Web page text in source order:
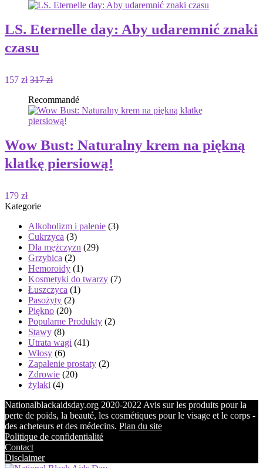
LS. Eternelle day: Aby udaremnić znaki
czasu
157 zł 317 zł
Recommandé
Wow Bust: Naturalny krem ​​na piękną
klatkę piersiową!
179 zł
Kategorie
Alkoholizm i palenie (3)
Cukrzyca (3)
Dla mężczyzn (29)
Grzybica (2)
Hemoroidy (1)
Kosmetyki do twarzy (7)
Łuszczyca (1)
Pasożyty (2)
Piękno (20)
Popularne Produkty (2)
Stawy (8)
Utrata wagi (41)
Włosy (6)
Zapalenie prostaty (2)
Zdrowie (20)
żylaki (4)
Nationalblackaidsday.org 2020-2022 Avis sur les produits pour la
perte de poids, la beauté, les cosmétiques pour le visage et le corps -
des acheteurs et des médecins. Plan du site
Politique de confidentialité
Contact
Disclaimer